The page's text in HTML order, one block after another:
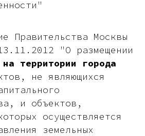
Правительства Москвы
"О размещении
на территории города
не являющихся
и объектов,
осуществляется
земельных